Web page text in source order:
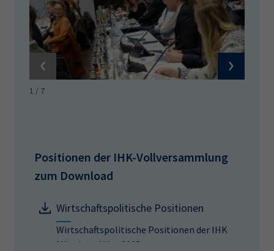
1 / 7
Positionen der IHK-Vollversammlung
zum Download
Wirtschaftspolitische Positionen
Wirtschaftspolitische Positionen der IHK
München, März 2025